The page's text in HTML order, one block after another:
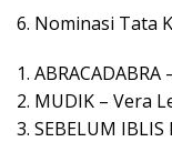
6. Nominasi Tata
1.
2. MUDIK – Vera
3. SEBELUM